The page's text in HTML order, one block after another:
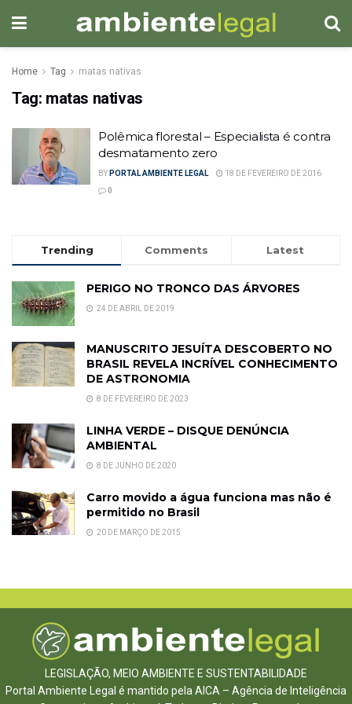
Home Tag matas nativas
Tag: matas nativas
Polêmica florestal – Especialista é contra
desmatamento zero
BY PORTAL AMBIENTE LEGAL
18 DE FEVEREIRO DE 2016
0
Trending Comments Latest
PERIGO NO TRONCO DAS ÁRVORES
24 DE ABRIL DE 2019
MANUSCRITO JESUÍTA DESCOBERTO NO
BRASIL REVELA INCRÍVEL CONHECIMENTO
DE ASTRONOMIA
8 DE FEVEREIRO DE 2023
LINHA VERDE – DISQUE DENÚNCIA
AMBIENTAL
8 DE JUNHO DE 2020
Carro movido a água funciona mas não é
permitido no Brasil
20 DE MARÇO DE 2015
LEGISLAÇÃO, MEIO AMBIENTE E SUSTENTABILIDADE
Portal Ambiente Legal é mantido pela AICA – Agência de Inteligência